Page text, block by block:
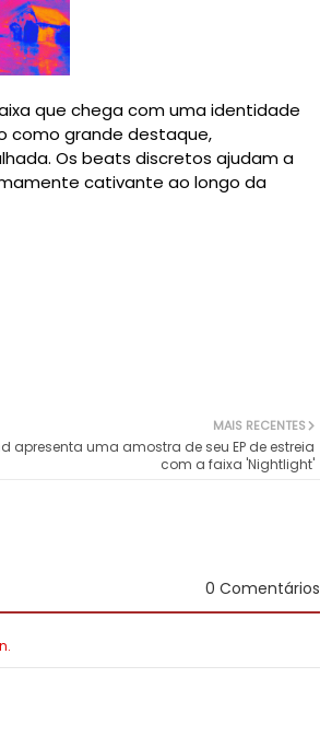
que chega com uma identidade
como grande destaque,
Os beats discretos ajudam a
cativante ao longo da
MAIS RECENTES
apresenta uma amostra de seu EP de estreia
com a faixa 'Nightlight'
0 Comentários